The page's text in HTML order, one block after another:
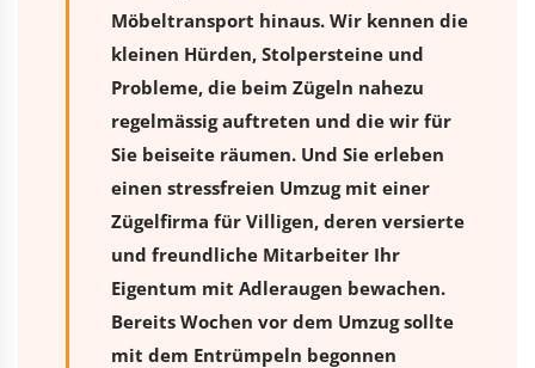
Möbeltransport hinaus. Wir kennen die
kleinen Hürden, Stolpersteine und
Probleme, die beim Zügeln nahezu
regelmässig auftreten und die wir für
Sie beiseite räumen. Und Sie erleben
einen stressfreien Umzugmit einer
Zügelfirma für Villigen, deren versierte
und freundliche Mitarbeiter Ihr
Eigentum mit Adleraugen bewachen.
Bereits Wochen vor dem Umzug sollte
mit dem Entrümpeln begonnen